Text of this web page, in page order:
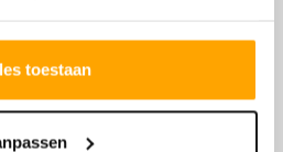
toestaan
dat Van de Water Groep
contact met mij/ons